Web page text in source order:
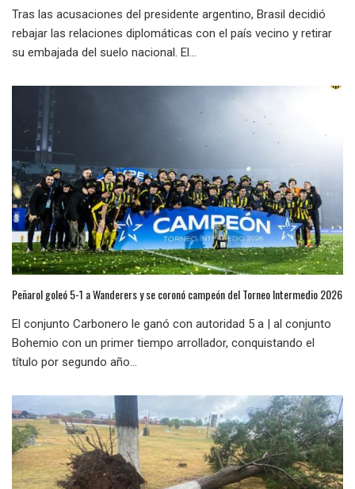
Tras las acusaciones del presidente argentino, Brasil decidió
rebajar las relaciones diplomáticas con el país vecino y retirar
su embajada del suelo nacional. El...
Peñarol goleó 5-1 a Wanderers y se coronó campeón del Torneo Intermedio 2026
El conjunto Carbonero le ganó con autoridad 5 a | al conjunto
Bohemio con un primer tiempo arrollador, conquistando el
título por segundo año...